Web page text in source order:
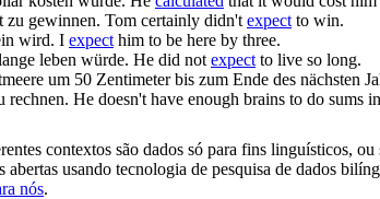
zu gewinnen. Tom certainly didn't expect to win.
wird. I expect him to be here by three.
leben würde. He did not expect to live so long.
um 50 Zentimeter bis zum Ende des nächsten
rechnen. He doesn't have enough brains to do sums
contextos são dados só para fins linguísticos,
abertas usando tecnologia de pesquisa de dados
nós.